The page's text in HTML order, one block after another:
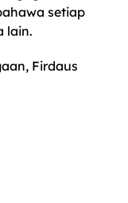
setiap
lain.
Firdaus